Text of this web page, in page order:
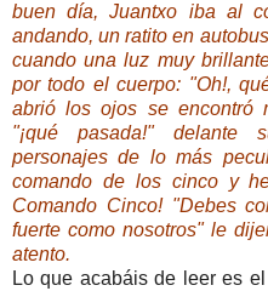
buen día, Juantxo iba al
andando, un ratito en
cuando una luz muy
por todo el cuerpo: "Oh!,
abrió los ojos se encontró
"¡qué pasada!" delante
personajes de lo más
comando de los cinco y
Comando Cinco! "Debes
fuerte como nosotros" le
atento.
Lo que acabáis de leer es